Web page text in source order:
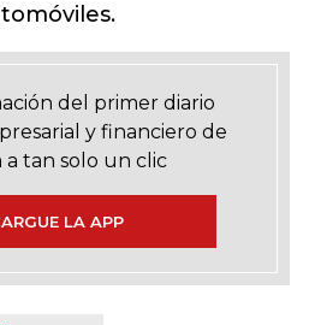
del primer diario
y financiero de
a tan solo un clic
LA APP